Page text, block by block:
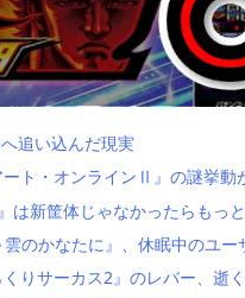
追い込んだ現実
ト・オンラインⅡ』の謎挙動
は新筐体じゃなかったらもっ
雲のかなたに』、休眠中のユ
くりサーカス2』のレバー、逝